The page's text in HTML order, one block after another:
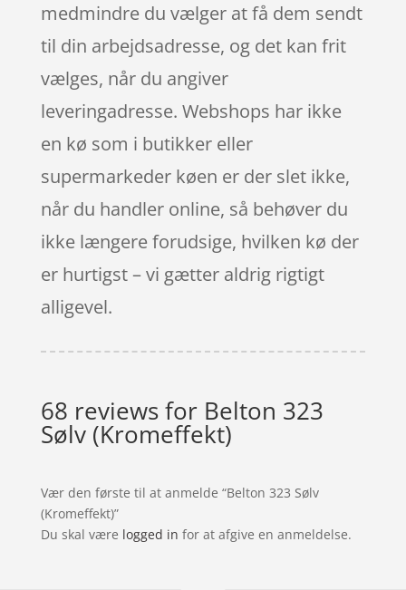
medmindre du vælger at få dem sendt
til din arbejdsadresse, og det kan frit
vælges, når du angiver
leveringadresse. Webshops har ikke
en kø som i butikker eller
supermarkeder køen er der slet ikke,
når du handler online, så behøver du
ikke længere forudsige, hvilken kø der
er hurtigst – vi gætter aldrig rigtigt
alligevel.
68 reviews for Belton 323
Sølv (Kromeffekt)
Vær den første til at anmelde “Belton 323 Sølv
(Kromeffekt)”
Du skal være logged in for at afgive en anmeldelse.